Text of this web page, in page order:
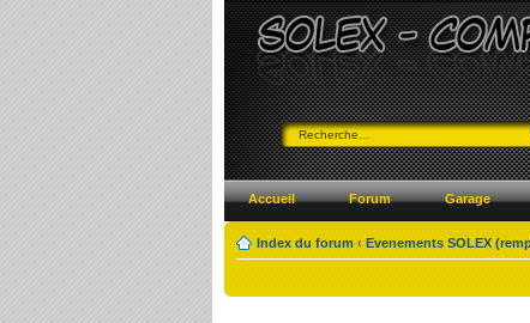
Accueil Forum Garage
Index du forum ‹ Evenements SOLEX